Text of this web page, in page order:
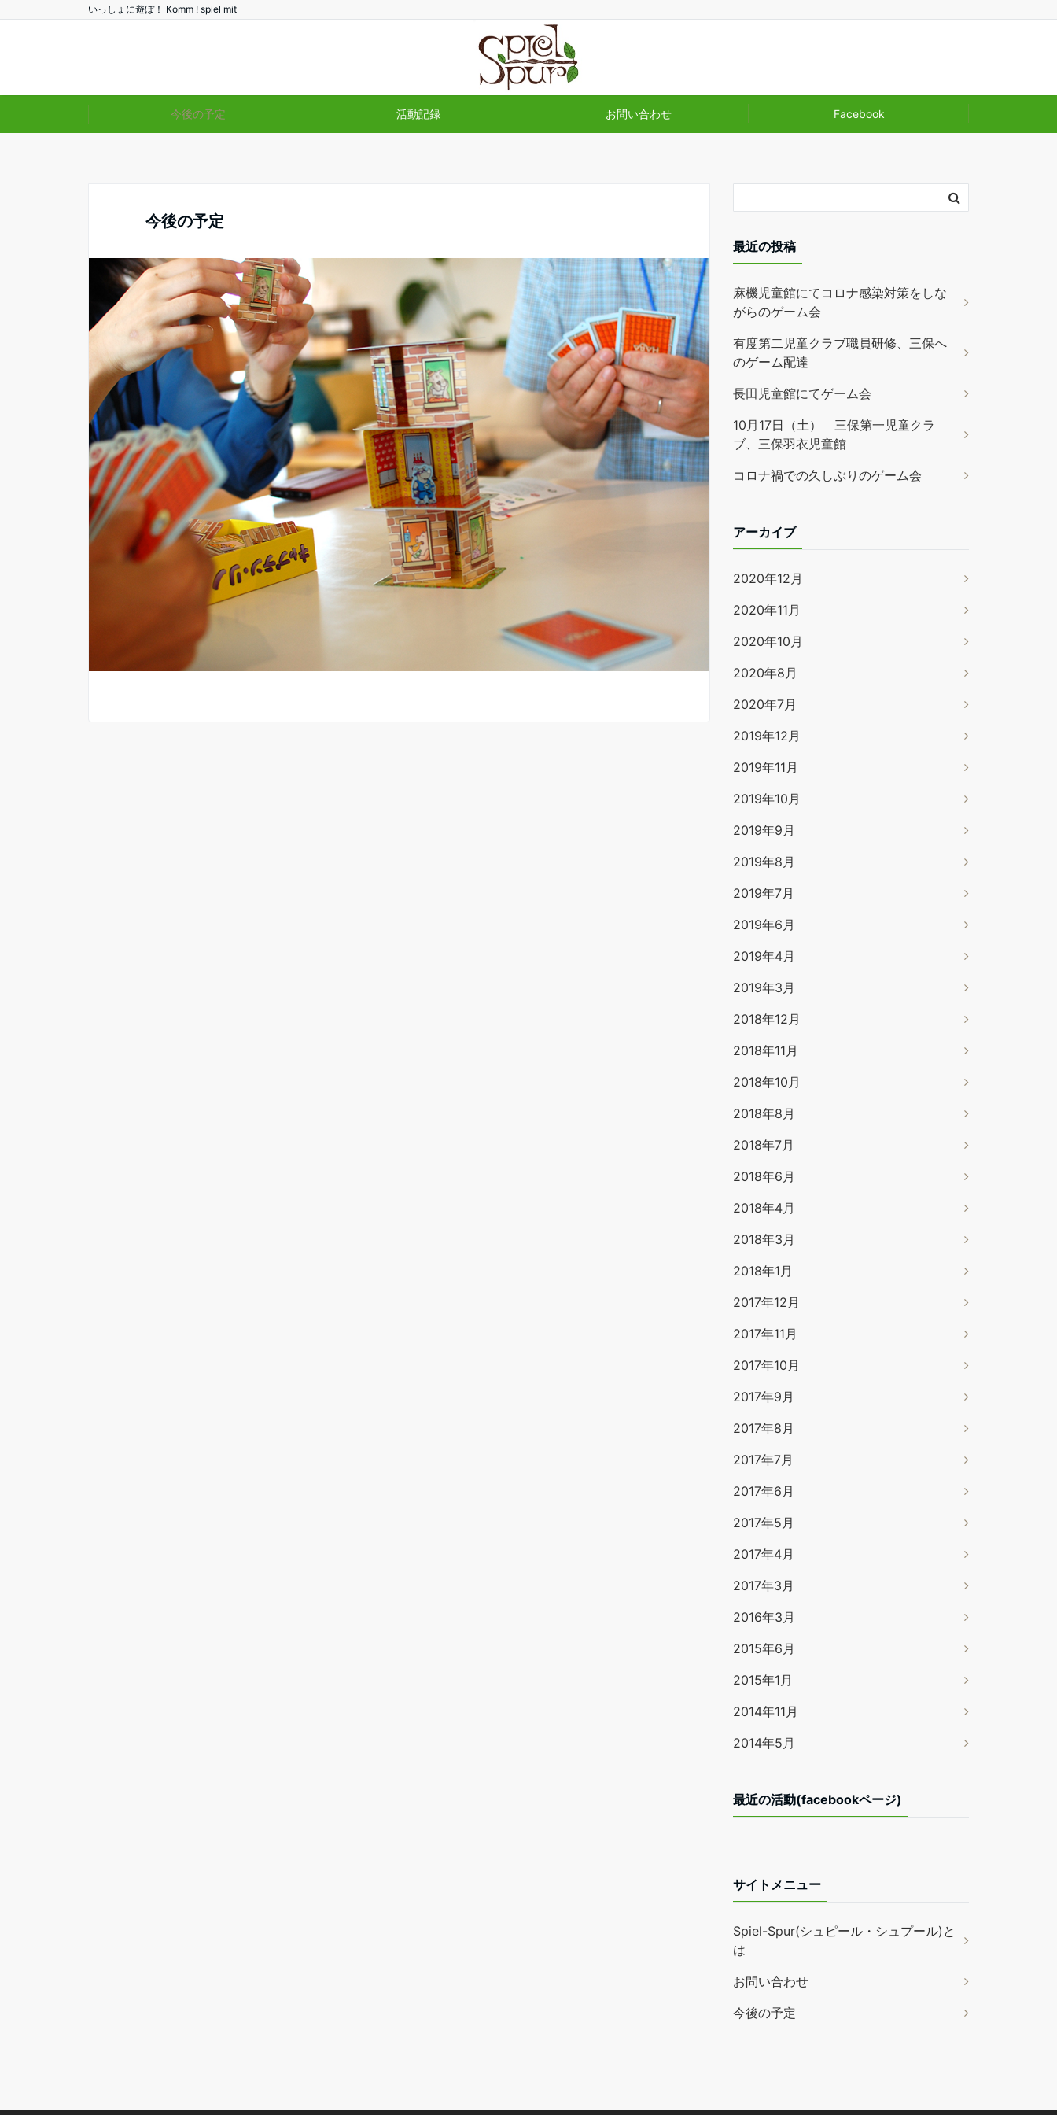
いっしょに遊ぼ！ Komm ! spiel mit
今後の予定 活動記録 お問い合わせ Facebook
今後の予定
最近の投稿
麻機児童館にてコロナ感染対策をしな
がらのゲーム会
有度第二児童クラブ職員研修、三保へ
のゲーム配達
長田児童館にてゲーム会
10月17日（土） 三保第一児童クラ
ブ、三保羽衣児童館
コロナ禍での久しぶりのゲーム会
アーカイブ
2020年12月
2020年11月
2020年10月
2020年8月
2020年7月
2019年12月
2019年11月
2019年10月
2019年9月
2019年8月
2019年7月
2019年6月
2019年4月
2019年3月
2018年12月
2018年11月
2018年10月
2018年8月
2018年7月
2018年6月
2018年4月
2018年3月
2018年1月
2017年12月
2017年11月
2017年10月
2017年9月
2017年8月
2017年7月
2017年6月
2017年5月
2017年4月
2017年3月
2016年3月
2015年6月
2015年1月
2014年11月
2014年5月
最近の活動(facebookページ)
サイトメニュー
Spiel-Spur(シュピール・シュプール)と
は
お問い合わせ
今後の予定